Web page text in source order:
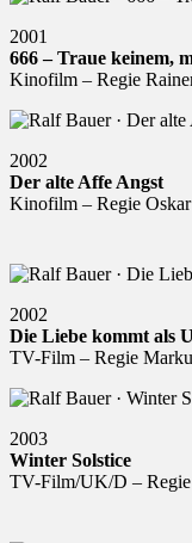
2001
666 – Traue keinem,
Kinofilm – Regie
2002
Der alte Affe Angst
Kinofilm – Regie
2002
Die Liebe kommt als
TV-Film – Regie
2003
Winter Solstice
TV-Film/UK/D –